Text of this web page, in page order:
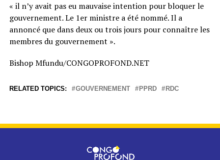
« il n’y avait pas eu mauvaise intention pour bloquer le
gouvernement. Le 1er ministre a été nommé. Il a
annoncé que dans deux ou trois jours pour connaître les
membres du gouvernement ».
Bishop Mfundu/CONGOPROFOND.NET
RELATED TOPICS: GOUVERNEMENT PPRD RDC